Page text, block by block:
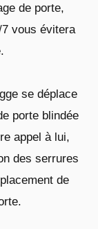
de porte,
vous évitera
se déplace
porte blindée
appel à lui,
des serrures
de